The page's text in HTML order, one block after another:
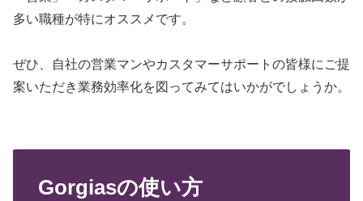
多い職種が特にオススメです。
ぜひ、自社の営業マンやカスタマーサポートの皆様にご提
案いただき業務効率化を図ってみてはいかがでしょうか。
Gorgiasの使い方